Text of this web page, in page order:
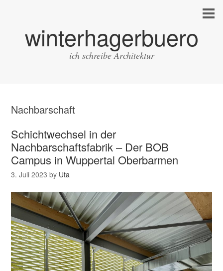
winterhagerbuero
ich schreibe Architektur
Nachbarschaft
Schichtwechsel in der
Nachbarschaftsfabrik – Der BOB
Campus in Wuppertal Oberbarmen
3. Juli 2023 by Uta